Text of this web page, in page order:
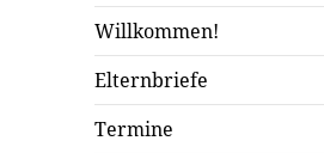
Willkommen!
Elternbriefe
Termine